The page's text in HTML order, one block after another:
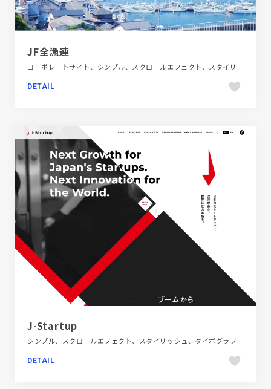
JF全漁連
コーポレートサイト、シンプル、スクロールエフェクト、スタイリッシュ、ナチュラル、フラットデザイン、ブルー系、ホワイト系、ポップ、地域・団体・活動、大きめ写真、第一次産業・SDGs・地方創生、飲料・食品
DETAIL
J-Startup
シンプル、スクロールエフェクト、スタイリッシュ、タイポグラフィー、ダイナミック、フラットデザイン、ブランド・サービスサイト、ホワイト系、レッド系、単色・モノクロ、大きめ写真、金融・法律・人材・専門職
DETAIL